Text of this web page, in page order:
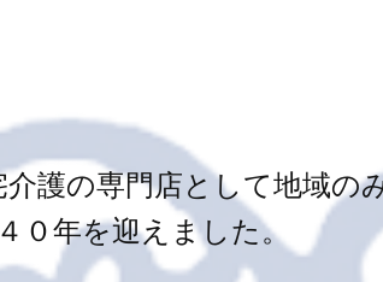
介護の専門店として地域の
０年を迎えました。